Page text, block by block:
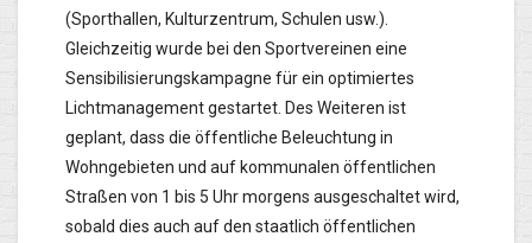
(Sporthallen, Kulturzentrum, Schulen usw.).
Gleichzeitig wurde bei den Sportvereinen eine
Sensibilisierungskampagne für ein optimiertes
Lichtmanagement gestartet. Des Weiteren ist
geplant, dass die öffentliche Beleuchtung in
Wohngebieten und auf kommunalen öffentlichen
Straßen von 1 bis 5 Uhr morgens ausgeschaltet wird,
sobald dies auch auf den staatlich öffentlichen